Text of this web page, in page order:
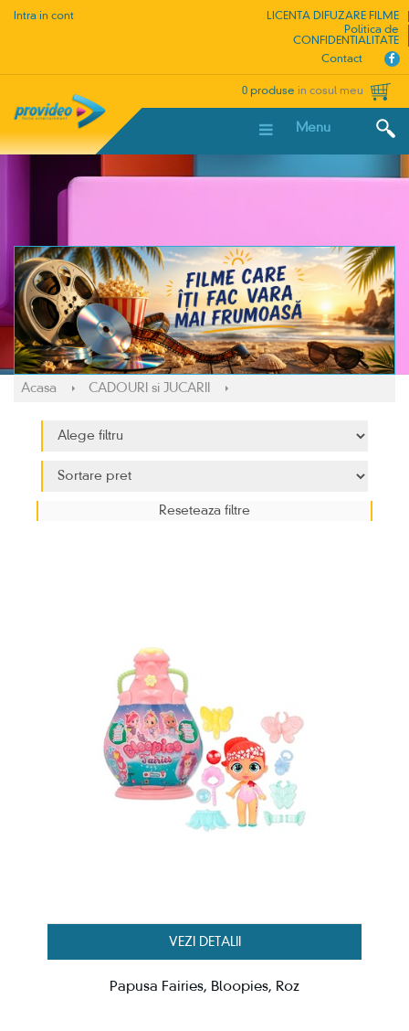
Intra in cont
LICENTA DIFUZARE FILME
Politica de
CONFIDENTIALITATE
Contact
0 produse in cosul meu
Menu
Acasa CADOURI si JUCARII
VEZI DETALII
Papusa Fairies, Bloopies, Roz